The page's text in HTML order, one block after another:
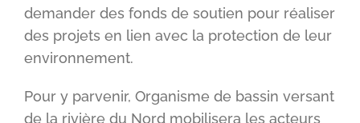
demander des fonds de soutien pour réaliser
des projets en lien avec la protection de leur
environnement.
Pour y parvenir, Organisme de bassin versant
de la rivière du Nord mobilisera les acteurs